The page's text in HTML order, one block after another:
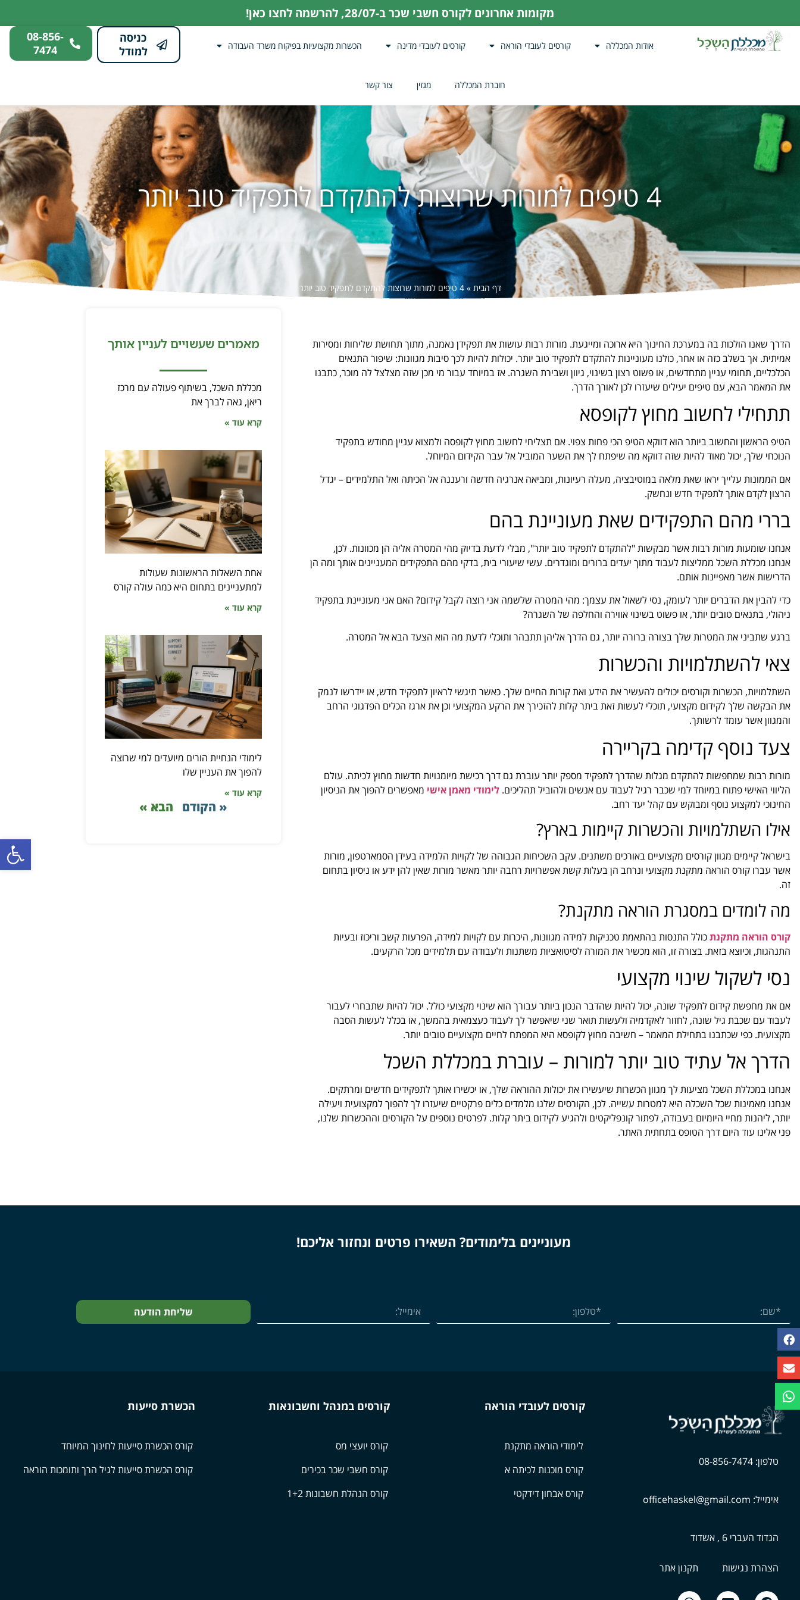
פתח
מקומות אחרונים לקורס חשבי שכר ב-28/07, להרשמה לחצו כאן!
אודות המכללה קורסים לעובדי הוראה קורסים לעובדי מדינה הכשרות מקצועיות בפיקוח משרד העבודה
חוברת המכללה מגזין צור קשר
כניסה
למודל
08-856-
7474
4 טיפים למורות שרוצות להתקדם לתפקיד טוב יותר
דף הבית »4 טיפים למורות שרוצות להתקדם לתפקיד טוב יותר
הדרך שאנו הולכות בה במערכת החינוך היא ארוכה ומייגעת. מורות רבות עושות את תפקידן נאמנה, מתוך תחושת שליחות ומסירות
אמיתית. אך בשלב כזה או אחר, כולנו מעוניינות להתקדם לתפקיד טוב יותר. יכולות להיות לכך סיבות מגוונות: שיפור התנאים
הכלכליים, תחומי עניין מתחדשים, או פשוט רצון בשינוי, גיוון ושבירת השגרה. אז במיוחד עבור מי מכן שזה מצלצל לה מוכר, כתבנו
את המאמר הבא, עם טיפים יעילים שיעזרו לכן לאורך הדרך.
תתחילי לחשוב מחוץ לקופסא
הטיפ הראשון והחשוב ביותר הוא דווקא הטיפ הכי פחות צפוי. אם תצליחי לחשוב מחוץ לקופסה ולמצוא עניין מחודש בתפקיד
הנוכחי שלך, יכול מאוד להיות שזה דווקא מה שיפתח לך את השער המוביל אל עבר הקידום המיוחל.
אם הממונות עלייך יראו שאת מלאה במוטיבציה, מעלה רעיונות, ומביאה אנרגיה חדשה ורעננה אל הכיתה ואל התלמידים – יגדל
הרצון לקדם אותך לתפקיד חדש ונחשק.
בררי מהם התפקידים שאת מעוניינת בהם
אנחנו שומעות מורות רבות אשר מבקשות "להתקדם לתפקיד טוב יותר", מבלי לדעת בדיוק מהי המטרה אליה הן מכוונות. לכן,
אנחנו מכללת השכל ממליצות לעבוד מתוך יעדים ברורים ומוגדרים. עשי שיעורי בית, בדקי מהם התפקידים המעניינים אותך ומה הן
הדרישות אשר מאפיינות אותם.
כדי להבין את הדברים יותר לעומק, נסי לשאול את עצמך: מהי המטרה שלשמה אני רוצה לקבל קידום? האם אני מעוניינת בתפקיד
ניהולי, בתנאים טובים יותר, או פשוט בשינוי אווירה והחלפה של השגרה?
ברגע שתביני את המטרות שלך בצורה ברורה יותר, גם הדרך אליהן תתבהר ותוכלי לדעת מה הוא הצעד הבא אל המטרה.
צאי להשתלמויות והכשרות
השתלמויות, הכשרות וקורסים יכולים להעשיר את הידע ואת קורות החיים שלך. כאשר תיגשי לראיון לתפקיד חדש, או יידרשו לנמק
את הבקשה שלך לקידום מקצועי, תוכלי לעשות זאת ביתר קלות להזכירך את הרקע המקצועי וכן את ארגז הכלים הפדגוגי הרחב
והמגוון אשר עומד לרשותך.
צעד נוסף קדימה בקריירה
מורות רבות שמחפשות להתקדם מגלות שהדרך לתפקיד מספק יותר עוברת גם דרך רכישת מיומנויות חדשות מחוץ לכיתה. עולם
הליווי האישי פתוח במיוחד למי שכבר רגיל לעבוד עם אנשים ולהוביל תהליכים. לימודי מאמן אישי מאפשרים להפוך את הניסיון
החינוכי למקצוע נוסף ומבוקש עם קהל יעד רחב.
אילו השתלמויות והכשרות קיימות בארץ?
בישראל קיימים מגוון קורסים מקצועיים באורכים משתנים. עקב השכיחות הגבוהה של לקויות הלמידה בעידן הסמארטפון, מורות
אשר עברו קורס הוראה מתקנת מקצועי ונרחב הן בעלות קשת אפשרויות רחבה יותר מאשר מורות שאין להן ידע או ניסיון בתחום
זה.
מה לומדים במסגרת הוראה מתקנת?
קורס הוראה מתקנתכולל התנסות בהתאמת טכניקות למידה מגוונות, היכרות עם לקויות למידה, הפרעות קשב וריכוז ובעיות
התנהגות, וכיוצא בזאת. בצורה זו, הוא מכשיר את המורה לסיטואציות משתנות ולעבודה עם תלמידים מכל הרקעים.
נסי לשקול שינוי מקצועי
אם את מחפשת קידום לתפקיד שונה, יכול להיות שהדבר הנכון ביותר עבורך הוא שינוי מקצועי כולל. יכול להיות שתבחרי לעבור
לעבוד עם שכבת גיל שונה, לחזור לאקדמיה ולעשות תואר שני שיאפשר לך לעבוד כעצמאית בהמשך, או בכלל לעשות הסבה
מקצועית. כפי שכתבנו בתחילת המאמר – חשיבה מחוץ לקופסא היא המפתח לחיים מקצועיים טובים יותר.
הדרך אל עתיד טוב יותר למורות – עוברת במכללת השכל
אנחנו במכללת השכל מציעות לך מגוון הכשרות שיעשירו את יכולות ההוראה שלך, או יכשירו אותך לתפקידים חדשים ומרתקים.
אנחנו מאמינות שכל השכלה היא למטרות עשייה. לכן, הקורסים שלנו מלמדים כלים פרקטיים שיעזרו לך להפוך למקצועית ויעילה
יותר, ליהנות מחיי היומיום בעבודה, לפתור קונפליקטים ולהגיע לקידום ביתר קלות. לפרטים נוספים על הקורסים וההכשרות שלנו,
פני אלינו עוד היום דרך הטופס בתחתית האתר.
מאמרים שעשויים לעניין אותך
מכללת השכל, בשיתוף פעולה עם מרכז
ריאן, גאה לברך את
קרא עוד »
אחת השאלות הראשונות שעולות
למתעניינים בתחום היא כמה עולה קורס
קרא עוד »
לימודי הנחיית הורים מיועדים למי שרוצה
להפוך את העניין שלו
קרא עוד »
« הקודם הבא »
מעוניינים בלימודים? השאירו פרטים ונחזור אליכם!
שליחת הודעה
טלפון: 08-856-7474
אימייל: officehaskel@gmail.com
הגדוד העברי 6 , אשדוד
הצהרת נגישות תקנון אתר
קורסים לעובדי הוראה
לימודי הוראה מתקנת
קורס מוכנות לכיתה א
קורס אבחון דידקטי
קורסים במנהל וחשבונאות
קורס יועצי מס
קורס חשבי שכר בכירים
קורס הנהלת חשבונות 1+2
הכשרת סייעות
קורס הכשרת סייעות לחינוך המיוחד
קורס הכשרת סייעות לגיל הרך ותומכות הוראה